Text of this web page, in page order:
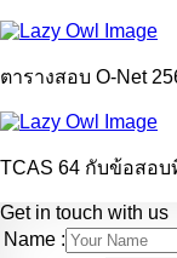
ตารางสอบ O-Net
TCAS 64 กับข้อสอบ
Get in touch with us
Name :